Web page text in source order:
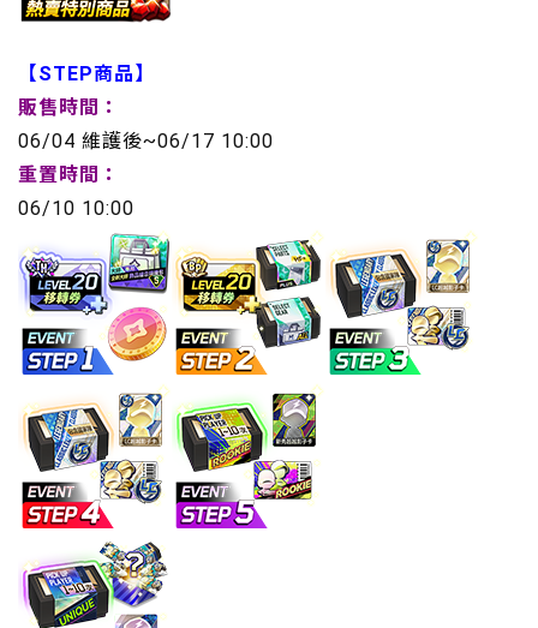
【STEP商品】
販售時間：
06/04 維護後~06/17 10:00
重置時間：
06/10 10:00